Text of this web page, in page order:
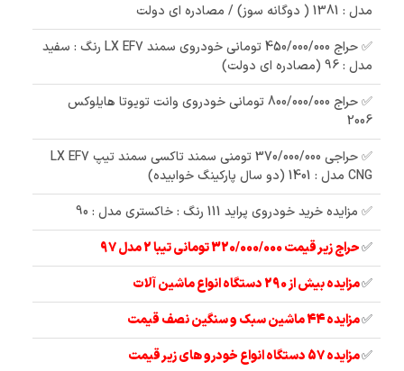
مدل : 1381 ( دوگانه سوز) / مصادره ای دولت
✅ حراج 450/000/000 تومانی خودروی سمند LX EF7 رنگ : سفید
مدل : 96 (مصادره ای دولت)
✅ حراج 800/000/000 تومانی خودروی وانت تویوتا هایلوکس
2006
✅ حراجی 370/000/000 تومنی سمند تاکسی سمند تیپ LX EF7
CNG مدل : 1401 (دو سال پارکینگ خوابیده)
✅ مزایده خرید خودروی پراید 111 رنگ : خاکستری مدل : 90
✅حراج زیر قیمت 320/000/000 تومانی تیبا 2 مدل 97
✅مزایده بیش از 290 دستگاه انواع ماشین آلات
✅مزایده 44 ماشین سبک و سنگین نصف قیمت
✅مزایده 57 دستگاه انواع خودرو های زیر قیمت